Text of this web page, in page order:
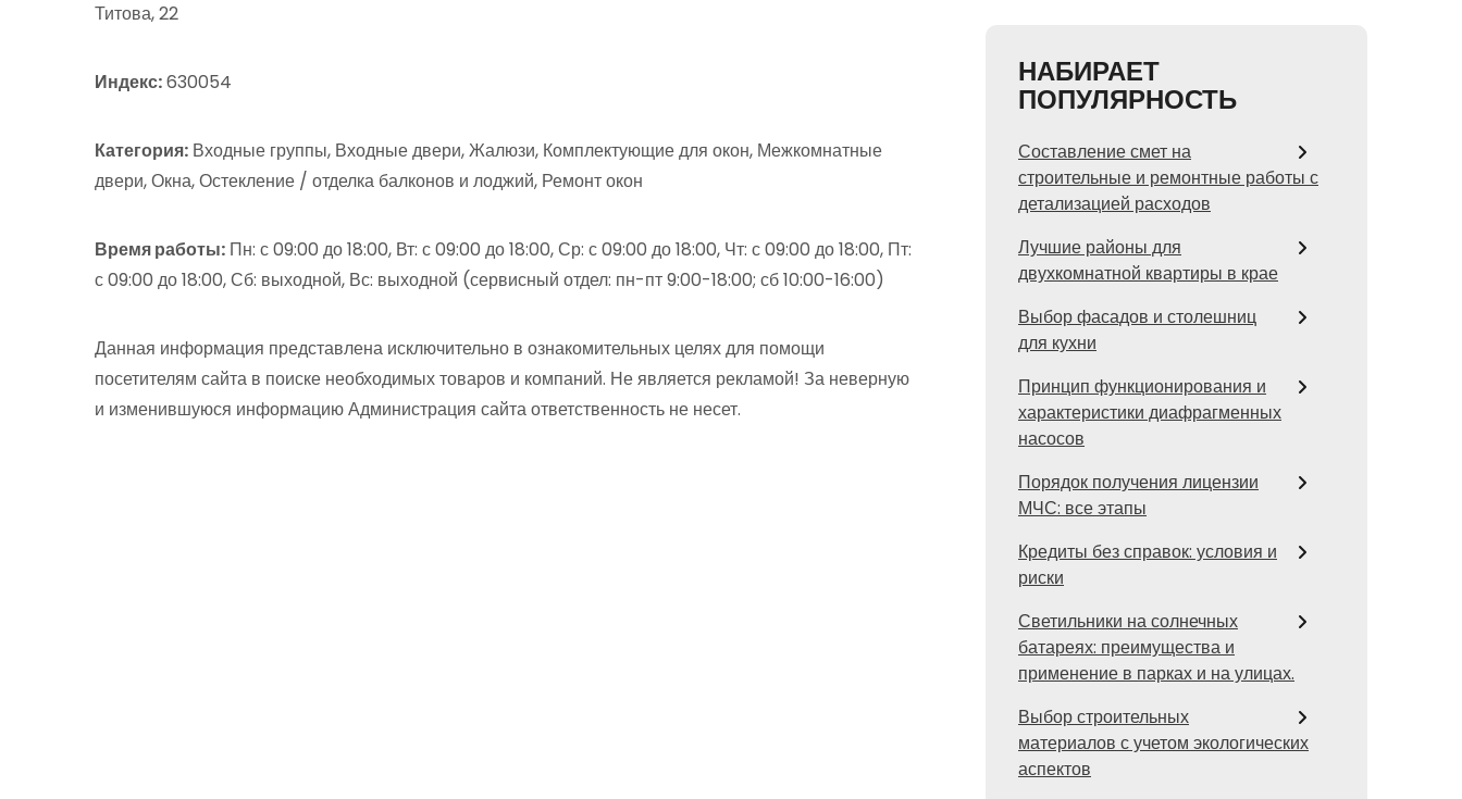
Титова, 22
Индекс:630054
Категория: Входные группы, Входные двери, Жалюзи, Комплектующие для окон, Межкомнатные
двери, Окна, Остекление / отделка балконов и лоджий, Ремонт окон
Время работы: Пн: с 09:00 до 18:00, Вт: с 09:00 до 18:00, Ср: с 09:00 до 18:00, Чт: с 09:00 до 18:00, Пт:
с 09:00 до 18:00, Сб: выходной, Вс: выходной (сервисный отдел: пн-пт 9:00-18:00; сб 10:00-16:00)
Данная информация представлена исключительно в ознакомительных целях для помощи
посетителям сайта в поиске необходимых товаров и компаний. Не является рекламой! За неверную
и изменившуюся информацию Администрация сайта ответственность не несет.
НАБИРАЕТ
ПОПУЛЯРНОСТЬ
Составление смет на
строительные и ремонтные работы с
детализацией расходов
Лучшие районы для
двухкомнатной квартиры в крае
Выбор фасадов и столешниц
для кухни
Принцип функционирования и
характеристики диафрагменных
насосов
Порядок получения лицензии
МЧС: все этапы
Кредиты без справок: условия и
риски
Светильники на солнечных
батареях: преимущества и
применение в парках и на улицах.
Выбор строительных
материалов с учетом экологических
аспектов